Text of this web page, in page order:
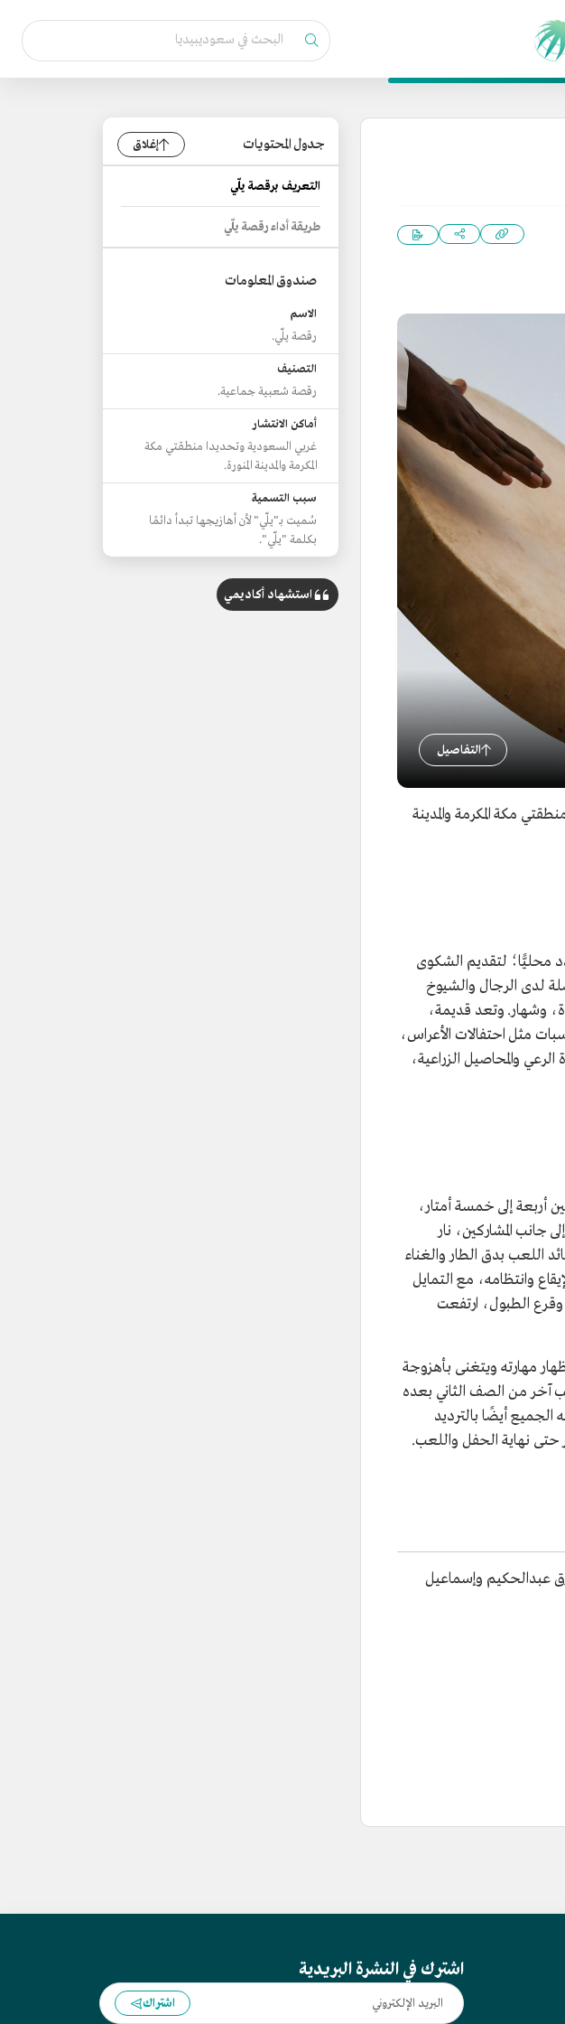
التفاصيل
مكة المكرمة والمدينة
محليًّا؛ لتقديم الشكوى
لدى الرجال والشيوخ
وشهار. وتعد قديمة،
مثل احتفالات الأعراس،
الرعي والمحاصيل الزراعية،
أربعة إلى خمسة أمتار،
المشاركين، نار
اللعب بدق الطار والغناء
وانتظامه، مع التمايل
الطبول، ارتفعت
مهارته ويتغنى بأهزوجة
آخر من الصف الثاني بعده
أيضًا بالترديد
حتى نهاية الحفل واللعب.
عبدالحكيم وإسماعيل
جدول المحتويات إغلاق
التعريف برقصة يلّي
طريقة أداء رقصة يلّي
صندوق المعلومات
الاسم
رقصة يلّي.
التصنيف
رقصة شعبية جماعية.
أماكن الانتشار
غربي السعودية وتحديدا منطقتي مكة
المكرمة والمدينة المنورة.
سبب التسمية
سُميت بـ"يلّي" لأن أهازيجها تبدأ دائمًا
بكلمة "يلّي".
استشهاد أكاديمي
اشترك في النشرة البريدية
اشتراك